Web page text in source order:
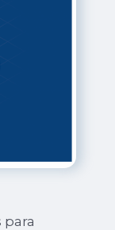
para